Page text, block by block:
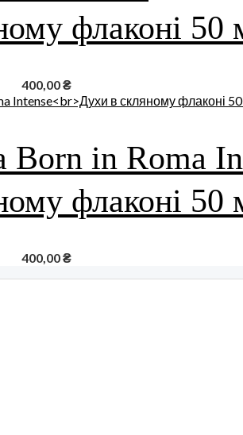
флаконі 50
400,00₴
Born in Roma
флаконі 50
400,00₴